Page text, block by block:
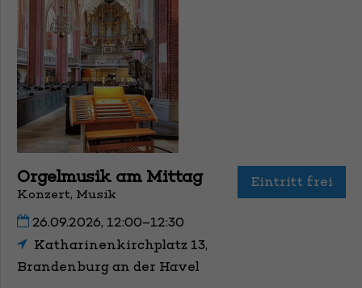
Eintritt frei
Orgelmusik am Mittag
Konzert, Musik
26.09.2026, 12:00–12:30
Katharinenkirchplatz 13,
Brandenburg an der Havel